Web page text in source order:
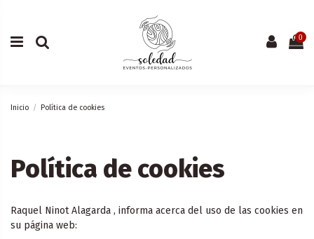
0
Inicio Política de cookies
Política de cookies
Raquel Ninot Alagarda , informa acerca del uso de las cookies en
su página web: